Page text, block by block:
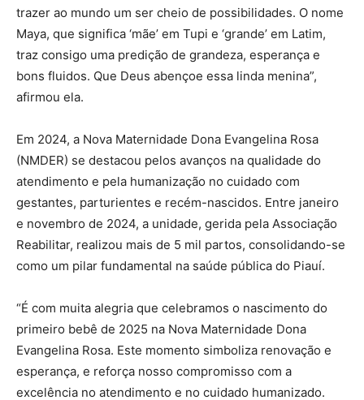
trazer ao mundo um ser cheio de possibilidades. O nome
Maya, que significa ‘mãe’ em Tupi e ‘grande’ em Latim,
traz consigo uma predição de grandeza, esperança e
bons fluidos. Que Deus abençoe essa linda menina”,
afirmou ela.
Em 2024, a Nova Maternidade Dona Evangelina Rosa
(NMDER) se destacou pelos avanços na qualidade do
atendimento e pela humanização no cuidado com
gestantes, parturientes e recém-nascidos. Entre janeiro
e novembro de 2024, a unidade, gerida pela Associação
Reabilitar, realizou mais de 5 mil partos, consolidando-se
como um pilar fundamental na saúde pública do Piauí.
“É com muita alegria que celebramos o nascimento do
primeiro bebê de 2025 na Nova Maternidade Dona
Evangelina Rosa. Este momento simboliza renovação e
esperança, e reforça nosso compromisso com a
excelência no atendimento e no cuidado humanizado.